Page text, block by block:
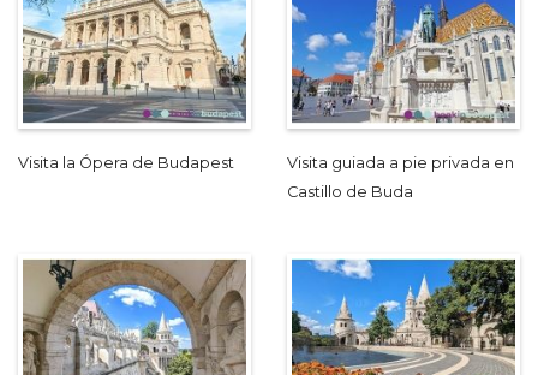
Visita la Ópera de Budapest
Visita guiada a pie privada en
Castillo de Buda